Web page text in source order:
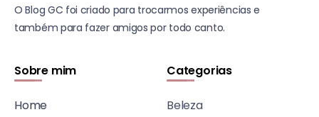
O Blog GC foi criado para trocarmos experiências e
também para fazer amigos por todo canto.
Sobre mim
Home
Categorias
Beleza